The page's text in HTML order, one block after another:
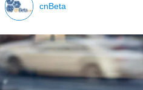
cnBeta